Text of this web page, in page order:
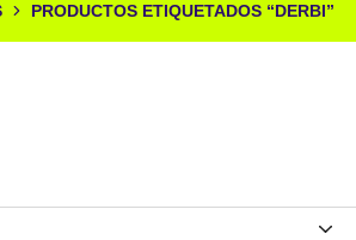
PRODUCTOS ETIQUETADOS “DERBI”